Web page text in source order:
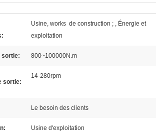
Usine, works de construction ; , Énergie et
exploitation
sortie: 800~100000N.m
sortie:
14-280rpm
Le besoin des clients
Usine d'exploitation